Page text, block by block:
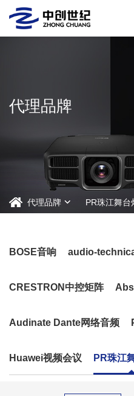
代理品牌
代理品牌 PR珠江舞台
BOSE音响 audio-
CRESTRON中控矩阵
Audinate Dante网络音频
Huawei视频会议 PR珠江